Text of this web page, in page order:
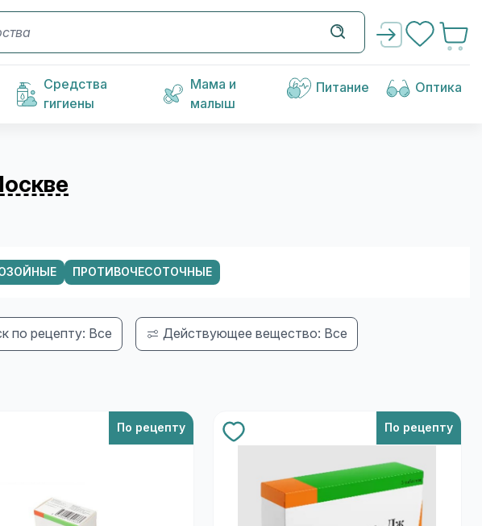
Средства
гигиены
Мама и
малыш
Питание Оптика
ПРОТИВОЧЕСОТОЧНЫЕ
по рецепту: Все Действующее вещество: Все
По рецепту По рецепту